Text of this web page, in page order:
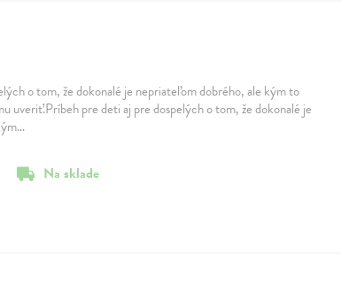
o tom, že dokonalé je nepriateľom dobrého, ale kým to
uveriť.Príbeh pre deti aj pre dospelých o tom, že dokonalé je
Na sklade